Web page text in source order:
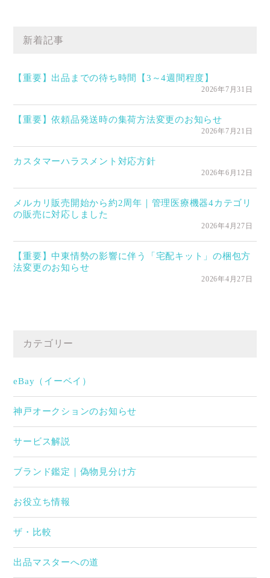
新着記事
【重要】出品までの待ち時間【3～4週間程度】
2026年7月31日
【重要】依頼品発送時の集荷方法変更のお知らせ
2026年7月21日
カスタマーハラスメント対応方針
2026年6月12日
メルカリ販売開始から約2周年｜管理医療機器4カテゴリ
の販売に対応しました
2026年4月27日
【重要】中東情勢の影響に伴う「宅配キット」の梱包方
法変更のお知らせ
2026年4月27日
カテゴリー
eBay（イーベイ）
神戸オークションのお知らせ
サービス解説
ブランド鑑定｜偽物見分け方
お役立ち情報
ザ・比較
出品マスターへの道